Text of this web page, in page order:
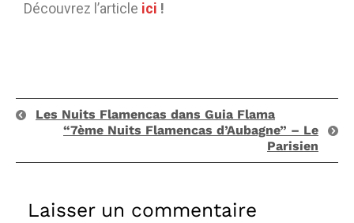
Découvrez l’article ici !
Les Nuits Flamencas dans Guia Flama
“7ème Nuits Flamencas d’Aubagne” – Le
Parisien
Laisser un commentaire